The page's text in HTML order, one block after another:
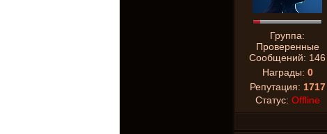
Группа:
Проверенные
Сообщений: 146
Награды: 0
Репутация: 1717
Статус: Offline